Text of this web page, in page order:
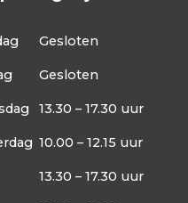
Gesloten
Gesloten
13.30 – 17.30 uur
10.00 – 12.15 uur
13.30 – 17.30 uur